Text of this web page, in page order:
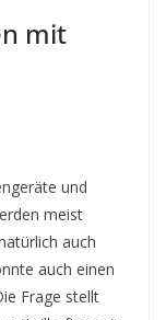
mit
und
meist
auch
auch einen
Frage stellt